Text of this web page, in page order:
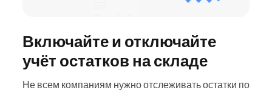
Включайте и отключайте
учёт остатков на складе
Не всем компаниям нужно отслеживать остатки по